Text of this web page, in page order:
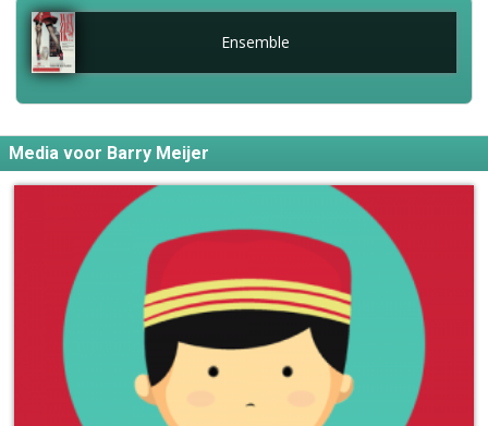
Ensemble
Media voor Barry Meijer